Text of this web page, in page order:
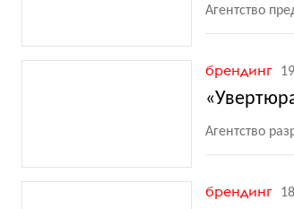
Агентство
брендинг
Агентство
брендинг